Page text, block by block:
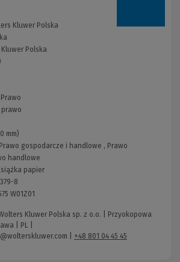
Kluwer Polska
Polska
prawo
mm)
Prawo gospodarcze i handlowe , Prawo
handlowe
papier
8
W01Z01
Kluwer Polska sp. z o.o. | Przyokopowa
| PL |
+48 801 04 45 45